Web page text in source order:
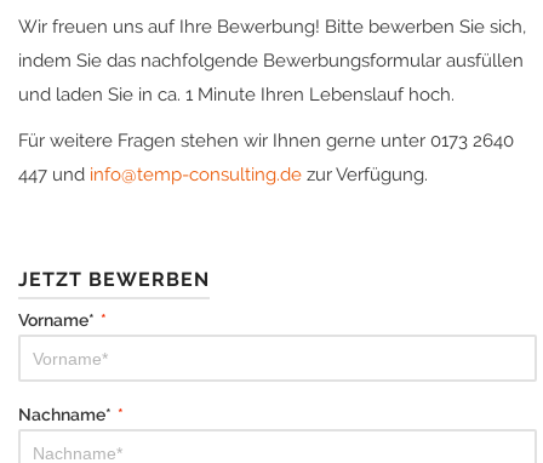
Wir freuen uns auf Ihre Bewerbung! Bitte bewerben Sie sich,
indem Sie das nachfolgende Bewerbungsformular ausfüllen
und laden Sie in ca. 1 Minute Ihren Lebenslauf hoch.
Für weitere Fragen stehen wir Ihnen gerne unter 0173 2640
447 und info@temp-consulting.de zur Verfügung.
JETZT BEWERBEN
Vorname* *
Nachname* *